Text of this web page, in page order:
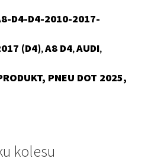
D4-D4-2010-2017-
(D4),A8 D4,AUDI,
PNEU DOT 2025,
kolesu